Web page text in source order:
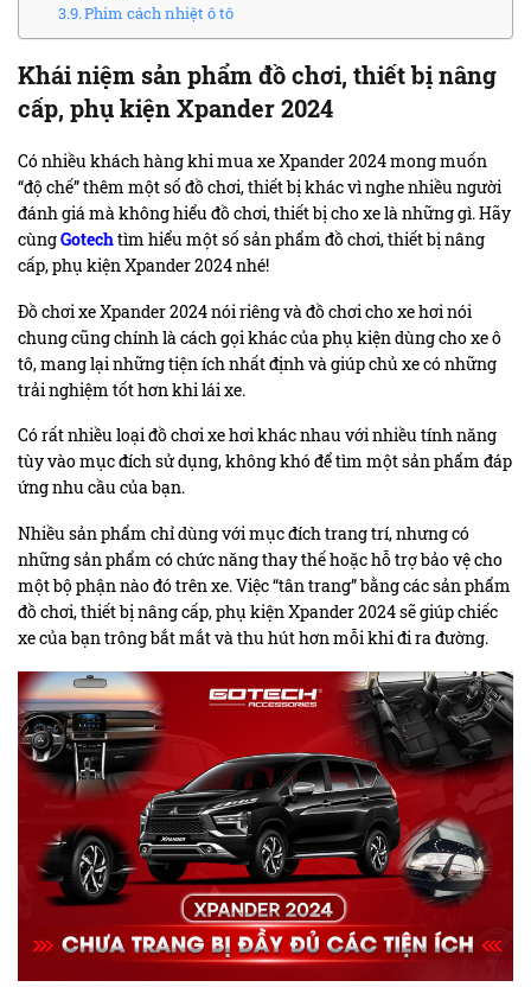
Phim cách nhiệt ô tô
Khái niệm sản phẩm đồ chơi, thiết bị nâng
cấp, phụ kiện Xpander 2024
Có nhiều khách hàng khi mua xe Xpander 2024 mong muốn
“độ chế” thêm một số đồ chơi, thiết bị khác vì nghe nhiều người
đánh giá mà không hiểu đồ chơi, thiết bị cho xe là những gì. Hãy
cùngGotechtìm hiểu một số sản phẩm đồ chơi, thiết bị nâng
cấp, phụ kiện Xpander 2024 nhé!
Đồ chơi xe Xpander 2024 nói riêng và đồ chơi cho xe hơi nói
chung cũng chính là cách gọi khác của phụ kiện dùng cho xe ô
tô, mang lại những tiện ích nhất định và giúp chủ xe có những
trải nghiệm tốt hơn khi lái xe.
Có rất nhiều loại đồ chơi xe hơi khác nhau với nhiều tính năng
tùy vào mục đích sử dụng, không khó để tìm một sản phẩm đáp
ứng nhu cầu của bạn.
Nhiều sản phẩm chỉ dùng với mục đích trang trí, nhưng có
những sản phẩm có chức năng thay thế hoặc hỗ trợ bảo vệ cho
một bộ phận nào đó trên xe. Việc “tân trang” bằng cácsản phẩm
đồ chơi, thiết bị nâng cấp, phụ kiện Xpander 2024 sẽ giúp chiếc
xecủa bạn trông bắt mắt và thu hút hơn mỗi khi đi ra đường.